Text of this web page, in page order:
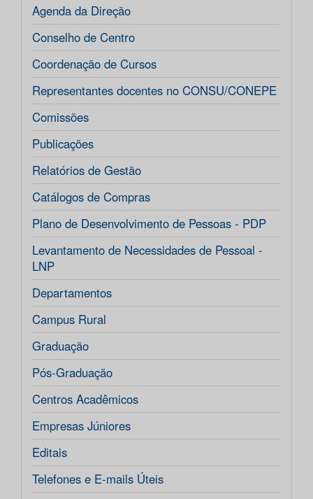
Agenda da Direção
Conselho de Centro
Coordenação de Cursos
Representantes docentes no CONSU/CONEPE
Comissões
Publicações
Relatórios de Gestão
Catálogos de Compras
Plano de Desenvolvimento de Pessoas - PDP
Levantamento de Necessidades de Pessoal -
LNP
Departamentos
Campus Rural
Graduação
Pós-Graduação
Centros Acadêmicos
Empresas Júniores
Editais
Telefones e E-mails Úteis